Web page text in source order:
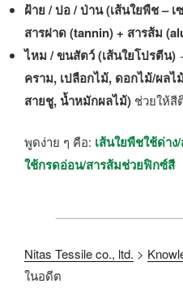
ฝ้าย / ปอ / ป่าน (เส้นใยพืช – เ
สารฝาด (tannin) + สารส้ม
ไหม / ขนสัตว์ (เส้นใยโปรตีน)
คราม, เปลือกไม้, ดอกไม้/ผลไ
สายชู, น้ำหมักผลไม้) ช่วยให้สี
พูดง่าย ๆ คือ: เส้นใยพืชใช้ด่า
ใช้กรดอ่อน/สารส้มช่วยฟิกซ์สี
Nitas Tessile co., ltd. >
ในอดีต